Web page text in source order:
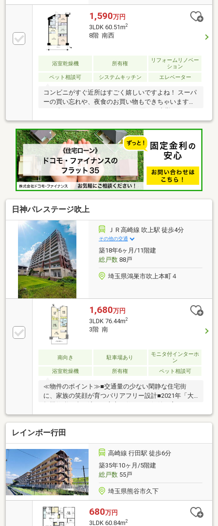
1,590万円
3LDK 60.51m2
8階 南西
浴室乾燥機 所有権
リフォームリノベー
ション
ペット相談可
システムキッチン エレベーター
コンビニがすぐ近所はすごく嬉しいですよね！ スーパ
ーの買い忘れや、夜食のお買い物もできちゃいます
はいかがですか？【弊社では以下の５つをお客様にお
約束いたします】1.物件の善し悪しは全て正直にお話
しします。2.無理な売り込みや契約の催促、突然の訪
問等、しつこい営業は一切行いません。3.契約したら
終わりではなくお引き渡し後、お引越し後もお客様の
パートナーであること。4.ウソやおとり広告は一切使
いません。(データ更新は迅速に行います。）5.お客様
の個人情報は細心の注意を払って取り扱いします。
日神パレステージ吹上
ＪＲ高崎線 吹上駅 徒歩4分
その他の交通
築18年6ヶ月/11階建
総戸数88戸
埼玉県鴻巣市吹上本町４
1,680万円
3LDK 76.44m2
3階 南
南向き 駐車場あり
モニタ付インターホ
ン
浴室乾燥機
所有権 ペット相談可
≪物件のポイント≫■交通量の少ない閑静な住宅街
に、家族の笑顔が育つバリアフリー設計■2021年「大
■「吹上」駅徒歩4分。駅近の価値は住んでから実感で
きます■前面棟がなく、陽当り・通風・眺望に優れた
住戸■空と光を楽しむ、プライベートテラスのよう
な、奥行約2.5ｍのワイドバルコニー■「ペット可」大
切な家族といつまでも...■毎日のストレスを減らすエレ
ベーター2基設置☆リフォーム・リノベーションもご
提案可能です。また、リフォーム等も住宅ローンに含
めて借り入れ可能ですのでご相談下さい※本画像は入
居者様の家具をCGで消した画像も含まれます
レインボー行田
高崎線 行田駅 徒歩6分
築35年10ヶ月/5階建
総戸数55戸
埼玉県熊谷市久下
680万円
3LDK 60.84m2